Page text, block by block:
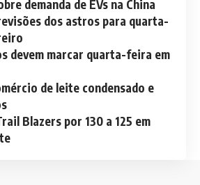
demanda de EVs na China
dos astros para quarta-
devem marcar quarta-feira em
de leite condensado e
Blazers por 130 a 125 em